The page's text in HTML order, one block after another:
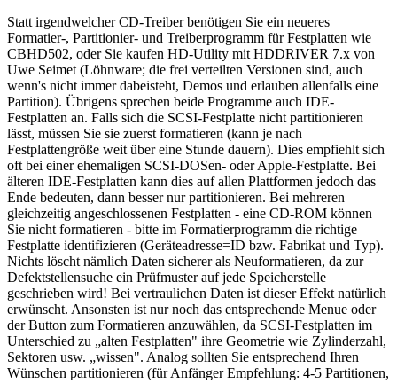
Statt irgendwelcher CD-Treiber benötigen Sie ein neueres
Formatier-, Partitionier- und Treiberprogramm für Festplatten wie
CBHD502, oder Sie kaufen HD-Utility mit HDDRIVER 7.x von
Uwe Seimet (Löhnware; die frei verteilten Versionen sind, auch
wenn's nicht immer dabeisteht, Demos und erlauben allenfalls eine
Partition). Übrigens sprechen beide Programme auch IDE-
Festplatten an. Falls sich die SCSI-Festplatte nicht partitionieren
lässt, müssen Sie sie zuerst formatieren (kann je nach
Festplattengröße weit über eine Stunde dauern). Dies empfiehlt sich
oft bei einer ehemaligen SCSI-DOSen- oder Apple-Festplatte. Bei
älteren IDE-Festplatten kann dies auf allen Plattformen jedoch das
Ende bedeuten, dann besser nur partitionieren. Bei mehreren
gleichzeitig angeschlossenen Festplatten - eine CD-ROM können
Sie nicht formatieren - bitte im Formatierprogramm die richtige
Festplatte identifizieren (Geräteadresse=ID bzw. Fabrikat und Typ).
Nichts löscht nämlich Daten sicherer als Neuformatieren, da zur
Defektstellensuche ein Prüfmuster auf jede Speicherstelle
geschrieben wird! Bei vertraulichen Daten ist dieser Effekt natürlich
erwünscht. Ansonsten ist nur noch das entsprechende Menue oder
der Button zum Formatieren anzuwählen, da SCSI-Festplatten im
Unterschied zu „alten Festplatten" ihre Geometrie wie Zylinderzahl,
Sektoren usw. „wissen". Analog sollten Sie entsprechend Ihren
Wünschen partitionieren (für Anfänger Empfehlung: 4-5 Partitionen,